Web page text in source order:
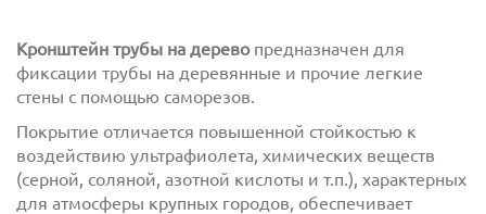
Кронштейн трубы на деревопредназначен для
фиксации трубы на деревянные и прочие легкие
стены с помощью саморезов.
Покрытие отличается повышенной стойкостью к
воздействию ультрафиолета, химических веществ
(серной, соляной, азотной кислоты и т.п.), характерных
для атмосферы крупных городов, обеспечивает